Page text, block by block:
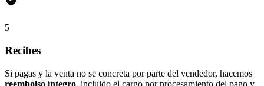
5
Recibes
Si pagas y la venta no se concreta por parte del vendedor, hacemos
reembolso íntegro, incluido el cargo por procesamiento del pago y